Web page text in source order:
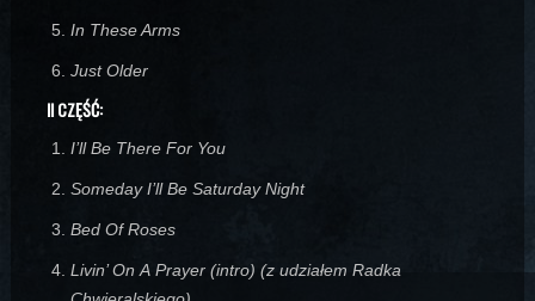
In These Arms
Just Older
II CZĘŚĆ:
I’ll Be There For You
Someday I’ll Be Saturday Night
Bed Of Roses
Livin’ On A Prayer (intro) (z udziałem Radka